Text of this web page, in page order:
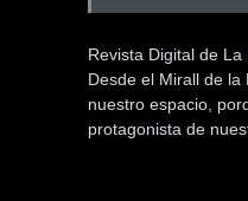
Revista Digital de La
Desde el Mirall de
nuestro espacio,
protagonista de